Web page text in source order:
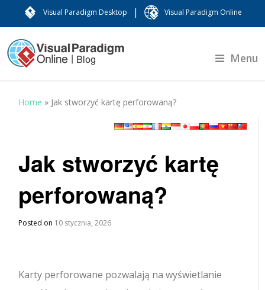
Visual Paradigm Desktop | Visual Paradigm Online
Menu
Home » Jak stworzyć kartę perforowaną?
Jak stworzyć kartę
perforowaną?
Posted on 10 stycznia, 2026
Karty perforowane pozwalają na wyświetlanie